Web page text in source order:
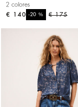
2 colores
€ 175
-20%
€ 140